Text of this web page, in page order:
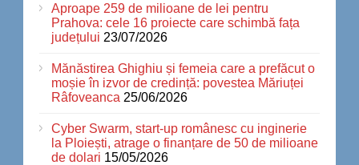
Aproape 259 de milioane de lei pentru
Prahova: cele 16 proiecte care schimbă fața
județului 23/07/2026
Mănăstirea Ghighiu și femeia care a prefăcut o
moșie în izvor de credință: povestea Măriuței
Râfoveanca 25/06/2026
Cyber Swarm, start-up românesc cu inginerie
la Ploiești, atrage o finanțare de 50 de milioane
de dolari 15/05/2026